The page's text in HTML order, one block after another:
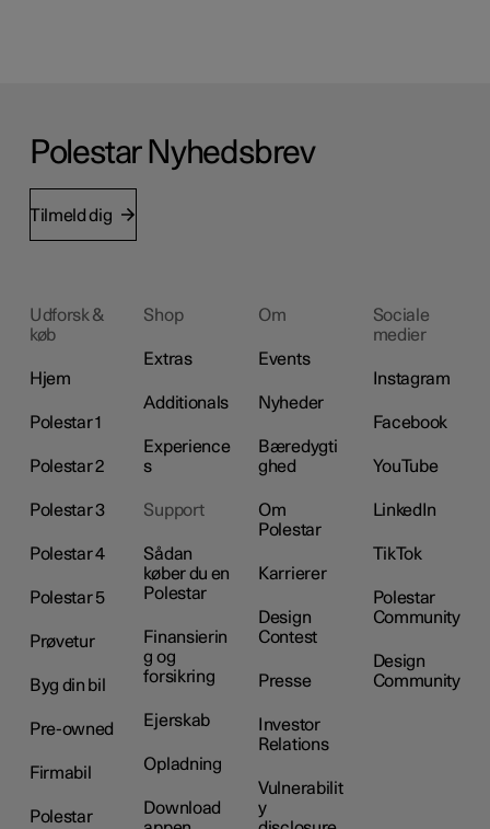
Polestar Nyhedsbrev
Tilmeld dig
Udforsk &
køb
Hjem
Polestar 1
Polestar 2
Polestar 3
Polestar 4
Polestar 5
Prøvetur
Byg din bil
Pre-owned
Firmabil
Polestar
Shop
Extras
Additionals
Experience
s
Support
Sådan
køber du en
Polestar
Finansierin
g og
forsikring
Ejerskab
Opladning
Download
Om
Events
Nyheder
Bæredygti
ghed
Om
Polestar
Karrierer
Design
Contest
Presse
Investor
Relations
Vulnerabilit
y
Sociale
medier
Instagram
Facebook
YouTube
LinkedIn
TikTok
Polestar
Community
Design
Community